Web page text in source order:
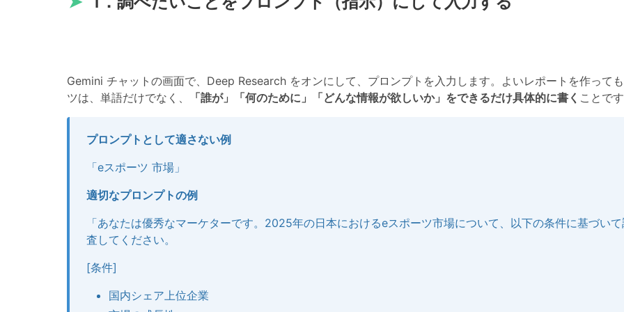
Gemini チャットの画面で、Deep Research をオンにして、プロンプトを入力します。よいレポートを作って
ツは、単語だけでなく、
「誰が」「何のために」「どんな情報が欲しいか」をできるだけ具体的に書く ことです
プロンプトとして適さない例
「eスポーツ 市場」
適切なプロンプトの例
「あなたは優秀なマーケターです。2025年の日本におけるeスポーツ市場について、以下の条件に基づいて
査してください。
[条件]
国内シェア上位企業